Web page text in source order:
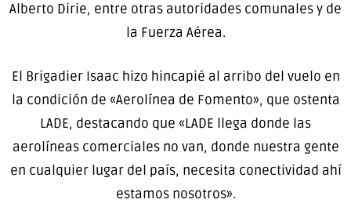
Alberto Dirie, entre otras autoridades comunales y de
la Fuerza Aérea.
El Brigadier Isaac hizo hincapié al arribo del vuelo en
la condición de «Aerolínea de Fomento», que ostenta
LADE, destacando que «LADE llega donde las
aerolíneas comerciales no van, donde nuestra gente
en cualquier lugar del país, necesita conectividad ahí
estamos nosotros».